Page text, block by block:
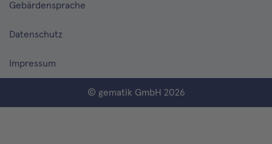
Gebärdensprache
Datenschutz
Impressum
© gematik GmbH 2026